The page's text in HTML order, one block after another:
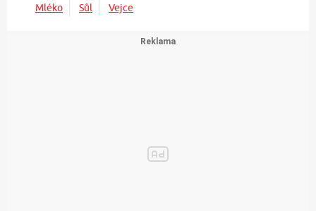
Mléko
Sůl Vejce